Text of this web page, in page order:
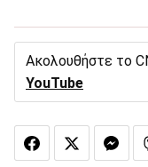
Ακολουθήστε το
YouTube